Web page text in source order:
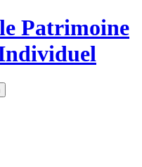
Patrimoine